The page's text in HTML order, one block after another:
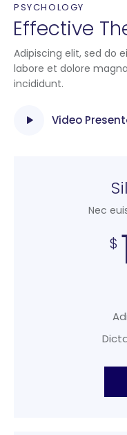
Nec
$
PSYCHOLOGY
Effective
Adipiscing elit, sed do
labore et dolore
incididunt.
Video